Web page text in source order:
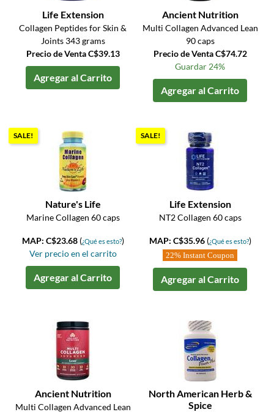
Life Extension
Collagen Peptides for Skin &
Joints 343 grams
Precio de Venta C$39.13
Agregar al Carrito
Ancient Nutrition
Multi Collagen Advanced Lean
90 caps
Precio de Venta C$74.72
Guardar 24%
Agregar al Carrito
SALE!
Nature's Life
Marine Collagen 60 caps
MAP: C$23.68 (¿Qué es esto?)
Ver precio en el carrito
Agregar al Carrito
SALE!
Life Extension
NT2 Collagen 60 caps
MAP: C$35.96 (¿Qué es esto?)
22% Instant Coupon
Agregar al Carrito
Ancient Nutrition
Multi Collagen Advanced Lean
North American Herb &
Spice